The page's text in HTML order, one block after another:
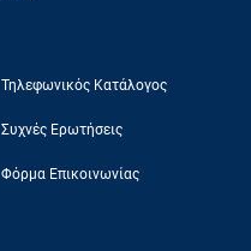
Τηλεφωνικός Κατάλογος
Συχνές Ερωτήσεις
Φόρμα Επικοινωνίας